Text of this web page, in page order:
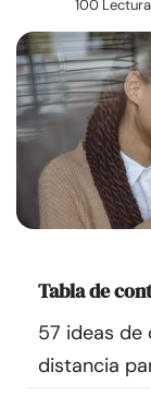
Familia
Ayuda
Cursos
Comunidad
Encuentra
100
Tabla de
57 ideas de
distancia